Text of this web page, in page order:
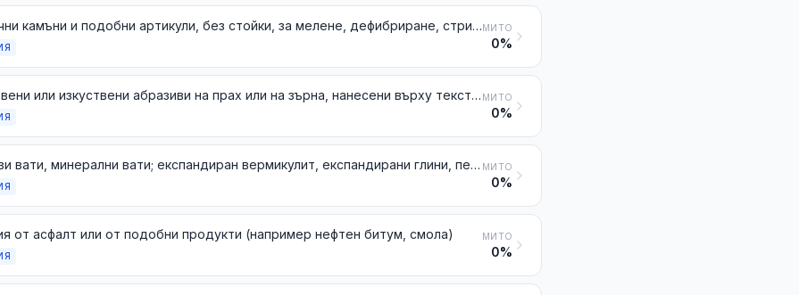
Мелнични камъни и подобни артикули, без стойки, за мелене, дефибриране, стриване, точене, полиране, шлайфане или нарязване, камъни за ръчно точене или полиране и техните части от естествени камъни, от естествени или изкуствени агломерирани абразиви или от керамика, дори с части от други материалиМИТО
0%
Естествени или изкуствени абразиви на прах или на зърна, нанесени върху текстилни продукти, хартия, картон или други материали, дори нарязани, зашити или съединени по друг начин МИТО
0%
Шлакови вати, минерални вати; експандиран вермикулит, експандирани глини, пеношлаки и подобни експандирани минерални продукти; смеси и изделия от минерални материали, използвани като термични или звукови изолатори или за поглъщане на звука, с изключение на тези от № 6811, 6812 или от глава 69 МИТО
0%
от асфалт или от подобни продукти (например нефтен битум, смола) МИТО
0%